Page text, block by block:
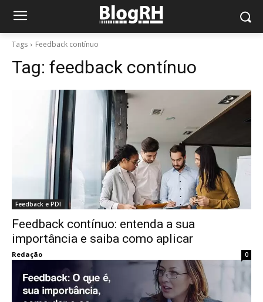
Tags Feedback contínuo
Tag: feedback contínuo
Feedback e PDI
Feedback contínuo: entenda a sua
importância e saiba como aplicar
Redação 0